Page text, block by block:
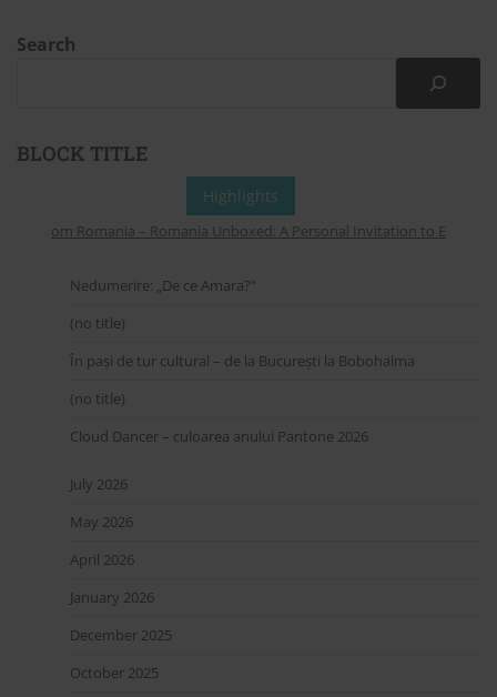
Search
BLOCK TITLE
Highlights
from Romania – Romania Unboxed: A Personal Invitation to Explore
Nedumerire: „De ce Amara?”
(no title)
În pași de tur cultural – de la București la Bobohalma
(no title)
Cloud Dancer – culoarea anului Pantone 2026
July 2026
May 2026
April 2026
January 2026
December 2025
October 2025